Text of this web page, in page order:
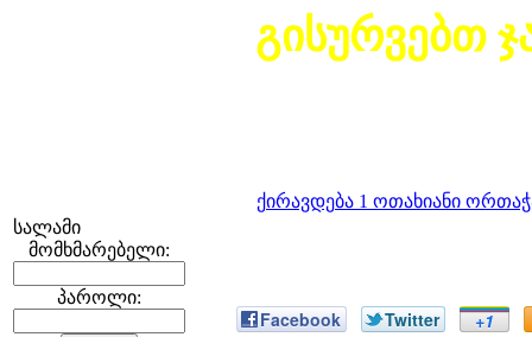
გისურვებთ
ქირავდება 1 ოთახიანი
სალამი
მომხმარებელი:
პაროლი:
Facebook Twitter +1